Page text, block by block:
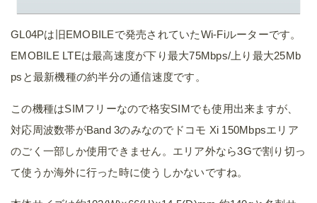
GL04Pは旧EMOBILEで発売されていたWi-Fiルーターです。
EMOBILE LTEは最高速度が下り最大75Mbps/上り最大25Mb
psと最新機種の約半分の通信速度です。
この機種はSIMフリーなので格安SIMでも使用出来ますが、
対応周波数帯がBand 3のみなのでドコモ Xi 150Mbpsエリア
のごく一部しか使用できません。エリア外なら3Gで割り切っ
て使うか海外に行った時に使うしかないですね。